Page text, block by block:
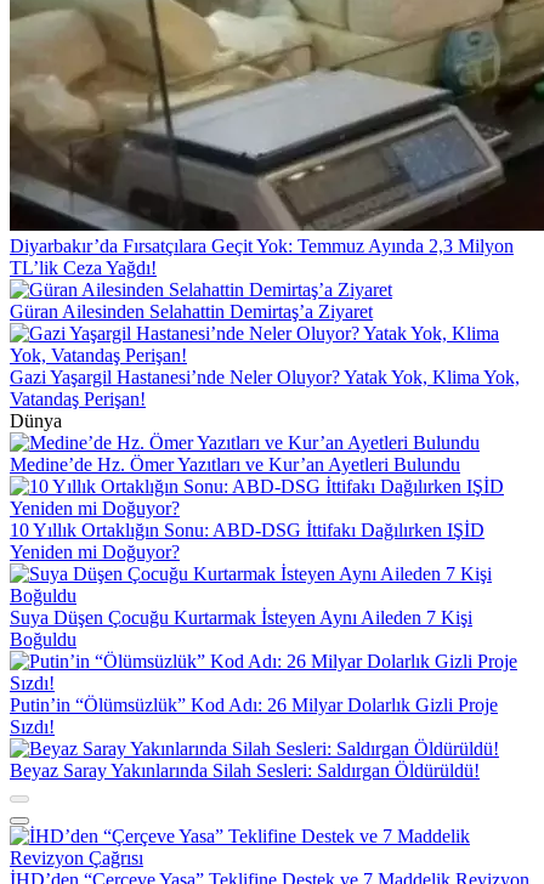
Diyarbakır’da Fırsatçılara Geçit Yok: Temmuz Ayında 2,3 Milyon
TL’lik Ceza Yağdı!
Güran Ailesinden Selahattin Demirtaş’a Ziyaret
Gazi Yaşargil Hastanesi’nde Neler Oluyor? Yatak Yok, Klima Yok,
Vatandaş Perişan!
Dünya
Medine’de Hz. Ömer Yazıtları ve Kur’an Ayetleri Bulundu
10 Yıllık Ortaklığın Sonu: ABD-DSG İttifakı Dağılırken IŞİD
Yeniden mi Doğuyor?
Suya Düşen Çocuğu Kurtarmak İsteyen Aynı Aileden 7 Kişi
Boğuldu
Putin’in “Ölümsüzlük” Kod Adı: 26 Milyar Dolarlık Gizli Proje
Sızdı!
Beyaz Saray Yakınlarında Silah Sesleri: Saldırgan Öldürüldü!
İHD’den “Çerçeve Yasa” Teklifine Destek ve 7 Maddelik Revizyon